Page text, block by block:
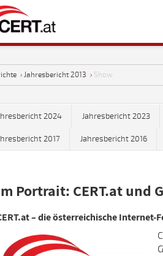
› Jahresbericht 2013 › Show
2024 Jahresbericht 2023
2017 Jahresbericht 2016
Portrait: CERT.at und
– die österreichische Internet-